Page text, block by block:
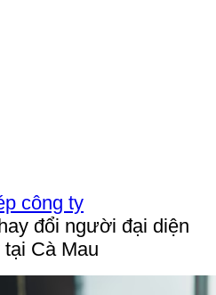
công ty
đổi người đại diện
Cà Mau